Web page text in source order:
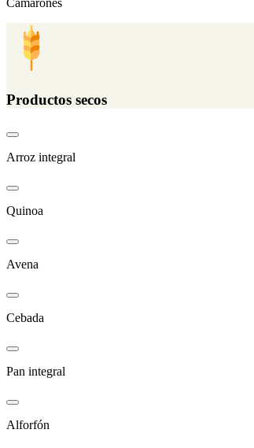
Camarones
Productos secos
Arroz integral
Quinoa
Avena
Cebada
Pan integral
Alforfón